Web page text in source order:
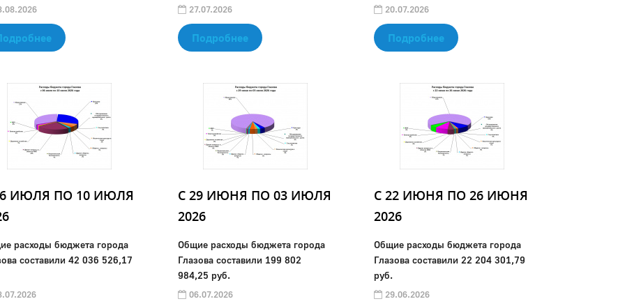
27.07.2026
Подробнее
20.07.2026
Подробнее
ИЮЛЯ ПО 10 ИЮЛЯ
расходы бюджета города
составили 42 036 526,17
C 29 ИЮНЯ ПО 03 ИЮЛЯ
2026
Общие расходы бюджета города
Глазова составили 199 802
984,25 руб.
06.07.2026
C 22 ИЮНЯ ПО 26 ИЮНЯ
2026
Общие расходы бюджета города
Глазова составили 22 204 301,79
руб.
29.06.2026